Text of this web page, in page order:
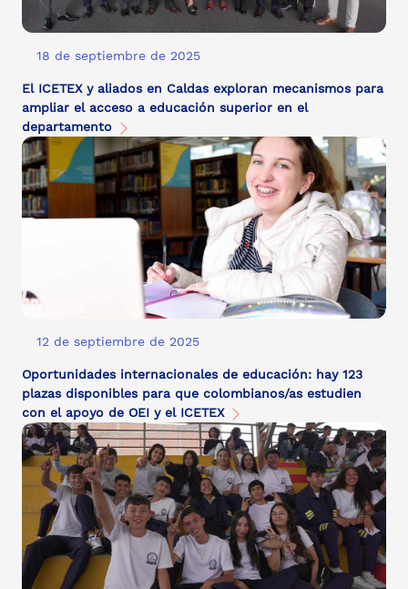
18 de septiembre de 2025
El ICETEX y aliados en Caldas exploran mecanismos para
ampliar el acceso a educación superior en el
departamento
12 de septiembre de 2025
Oportunidades internacionales de educación: hay 123
plazas disponibles para que colombianos/as estudien
con el apoyo de OEI y el ICETEX